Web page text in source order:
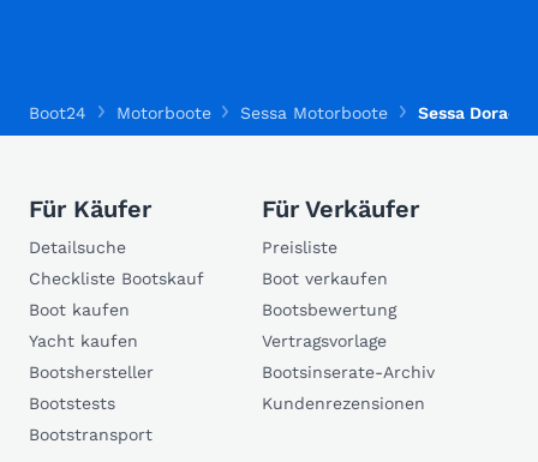
Boot24 Motorboote Sessa Motorboote Sessa Dorado
Für Käufer
Detailsuche
Checkliste Bootskauf
Boot kaufen
Yacht kaufen
Bootshersteller
Bootstests
Bootstransport
Für Verkäufer
Preisliste
Boot verkaufen
Bootsbewertung
Vertragsvorlage
Bootsinserate-Archiv
Kundenrezensionen